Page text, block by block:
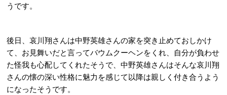
うです。
後日、哀川翔さんは中野英雄さんの家を突き止めておしかけ
て、お見舞いだと言ってバウムクーヘンをくれ、自分が負わせ
た怪我も心配してくれたそうで、中野英雄さんはそんな哀川翔
さんの懐の深い性格に魅力を感じて以降は親しく付き合うよう
になったそうです。